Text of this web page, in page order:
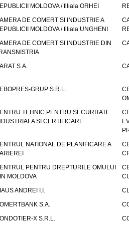
MOLDOVA / filiala ORHEI
DE COMERT SI INDUSTRIE A
MOLDOVA / filiala UNGHENI
DE COMERT SI INDUSTRIE DIN
S.A.
GRUP S.R.L.
TEHNIC PENTRU SECURITATE
SI CERTIFICARE
NATIONAL DE PLANIFICARE A
PENTRU DREPTURILE OMULUI
MOLDOVA
ANDREI I.I.
S.A.
X S.R.L.